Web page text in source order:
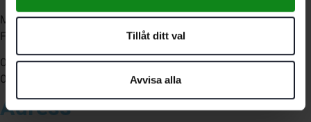
Tillåt ditt val
Avvisa alla
Måndag-Torsdag:
Fredag:
07:00-16:00
07:00-15:00
Adress